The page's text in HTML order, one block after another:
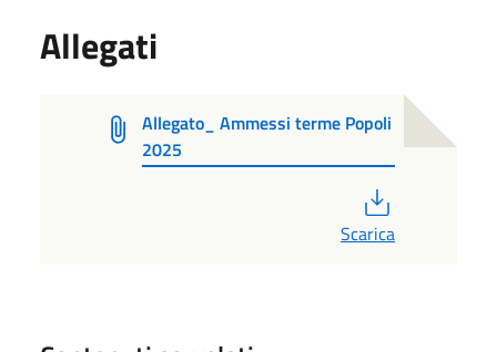
Allegati
Allegato_ Ammessi terme Popoli
2025
Scarica